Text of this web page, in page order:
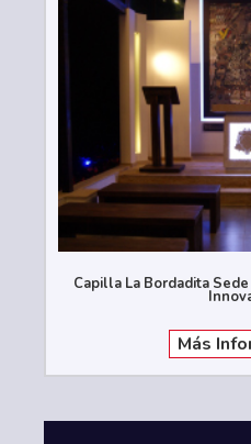
Capilla La Bordadita
Más